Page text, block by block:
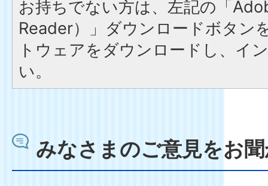
お持ちでない方は、左記の「
Reader）」ダウンロードボタン
トウェアをダウンロードし、イ
い。
みなさまのご意見をお